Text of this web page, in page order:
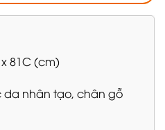
x 81C (cm)
da nhân tạo, chân gỗ